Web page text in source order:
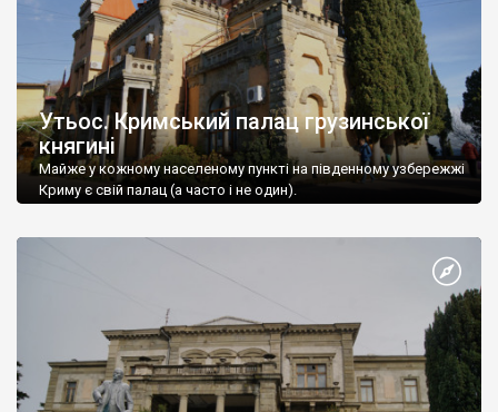
Утьос. Кримський палац грузинської
княгині
Майже у кожному населеному пункті на південному узбережжі
Криму є свій палац (а часто і не один).